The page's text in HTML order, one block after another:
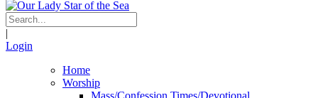
|
Login
Home
Worship
Mass/Confession Times/Devotional